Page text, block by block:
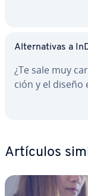
Al­te­r­na­ti­vas a
¿Te sale muy
ción y el
Artículos